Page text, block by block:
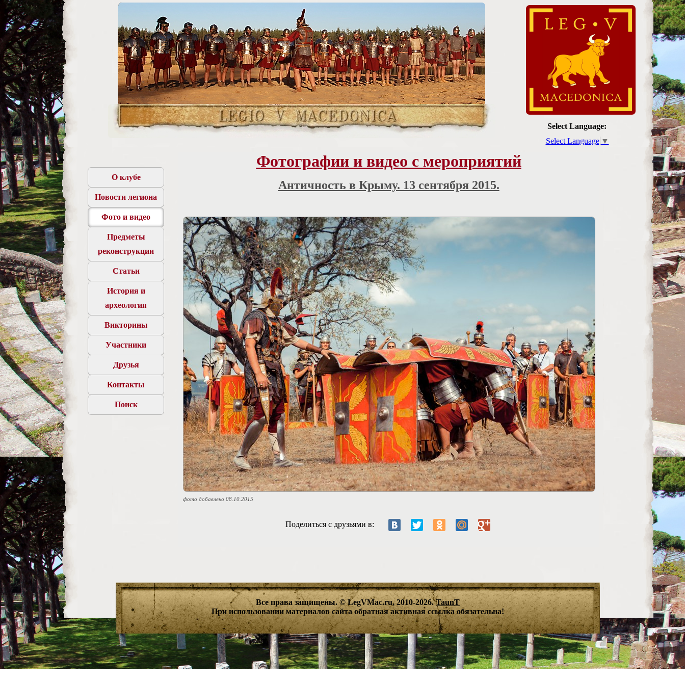
Select Language:
Select Language ▼
О клубе
Новости легиона
Фото и видео
Предметы
реконструкции
Статьи
История и
археология
Викторины
Участники
Друзья
Контакты
Поиск
Фотографии и видео с мероприятий
Античность в Крыму. 13 сентября 2015.
фото добавлено 08.10.2015
Поделиться с друзьями в:
Все права защищены. © LegVMac.ru, 2010-2026.TaunT
При использовании материалов сайта обратная активная ссылка обязательна!